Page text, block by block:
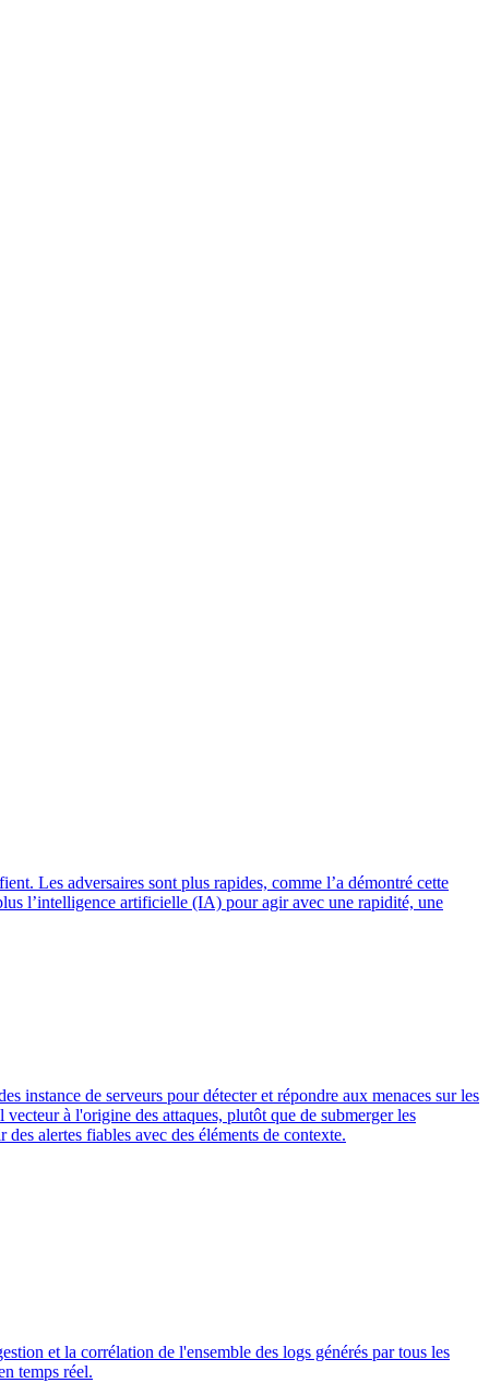
Les adversaires sont plus rapides, comme l’a démontré cette
l’intelligence artificielle (IA) pour agir avec une rapidité, une
instance de serveurs pour détecter et répondre aux menaces sur les
à l'origine des attaques, plutôt que de submerger les
alertes fiables avec des éléments de contexte.
et la corrélation de l'ensemble des logs générés par tous les
temps réel.